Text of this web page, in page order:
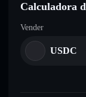
Calculadora
Vender
USDC